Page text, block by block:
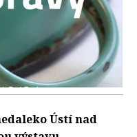
Ústí nad